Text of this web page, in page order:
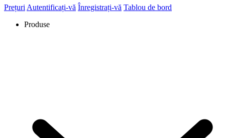
Prețuri Autentificați-vă Înregistrați-vă Tablou de bord
Produse